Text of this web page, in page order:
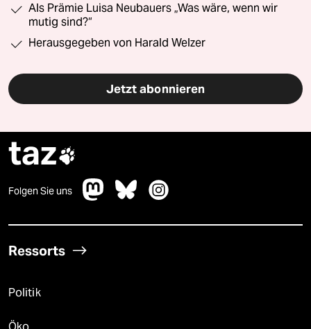
Als Prämie Luisa Neubauers „Was wäre, wenn wir
mutig sind?“
Herausgegeben von Harald Welzer
Jetzt abonnieren
taz
Folgen Sie uns
Ressorts
Politik
Öko